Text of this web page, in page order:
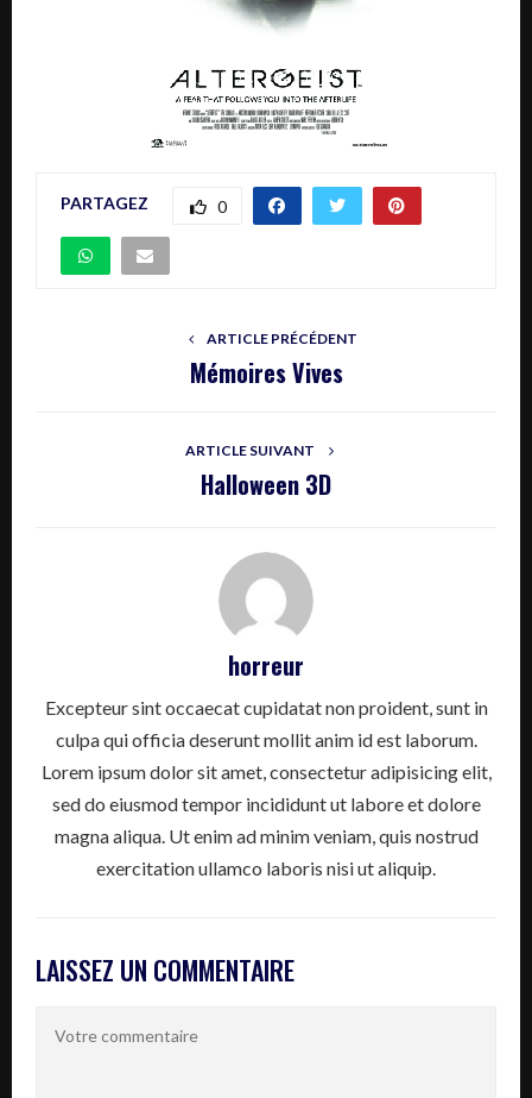
PARTAGEZ 0
ARTICLE PRÉCÉDENT
Mémoires Vives
ARTICLE SUIVANT
Halloween 3D
horreur
Excepteur sint occaecat cupidatat non proident, sunt in
culpa qui officia deserunt mollit anim id est laborum.
Lorem ipsum dolor sit amet, consectetur adipisicing elit,
sed do eiusmod tempor incididunt ut labore et dolore
magna aliqua. Ut enim ad minim veniam, quis nostrud
exercitation ullamco laboris nisi ut aliquip.
LAISSEZ UN COMMENTAIRE